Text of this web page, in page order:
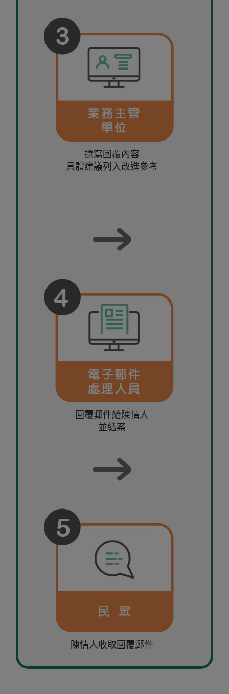
撰寫回覆內容
具體建議列入改進參考
回覆郵件給陳情人
並結案
陳情人收取回覆郵件